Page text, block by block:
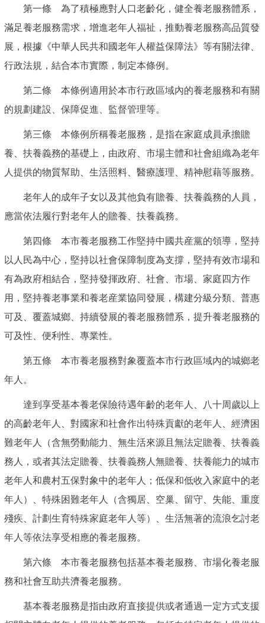
第一條 為了積極應對人口老齡化，健全養老服務體系，
滿足養老服務需求，增進老年人福祉，推動養老服務高品質發
展，根據《中華人民共和國老年人權益保障法》等有關法律、
行政法規，結合本市實際，制定本條例。
第二條 本條例適用於本市行政區域內的養老服務和有關
的規劃建設、保障促進、監督管理等。
第三條 本條例所稱養老服務，是指在家庭成員承擔贍
養、扶養義務的基礎上，由政府、市場主體和社會組織為老年
人提供的物質幫助、生活照料、醫療護理、精神慰藉等服務。
老年人的成年子女以及其他負有贍養、扶養義務的人員，
應當依法履行對老年人的贍養、扶養義務。
第四條 本市養老服務工作堅持中國共産黨的領導，堅持
以人民為中心，堅持以社會保障制度為支撐，堅持有效市場和
有為政府相結合，堅持發揮政府、社會、市場、家庭四方作
用，堅持養老事業和養老産業協同發展，構建分級分類、普惠
可及、覆蓋城鄉、持續發展的養老服務體系，提升養老服務的
可及性、便利性、專業性。
第五條 本市養老服務對象覆蓋本市行政區域內的城鄉老
年人。
達到享受基本養老保險待遇年齡的老年人、八十周歲以上
的高齡老年人、對國家和社會作出特殊貢獻的老年人、經濟困
難老年人（含無勞動能力、無生活來源且無法定贍養、扶養義
務人，或者其法定贍養、扶養義務人無贍養、扶養能力的城市
老年人和農村五保對象中的老年人；低保和低收入家庭中的老
年人）、特殊困難老年人（含獨居、空巢、留守、失能、重度
殘疾、計劃生育特殊家庭老年人等）、生活無著的流浪乞討老
年人等依法享受相應的養老服務。
第六條 本市養老服務包括基本養老服務、市場化養老服
務和社會互助共濟養老服務。
基本養老服務是指由政府直接提供或者通過一定方式支援